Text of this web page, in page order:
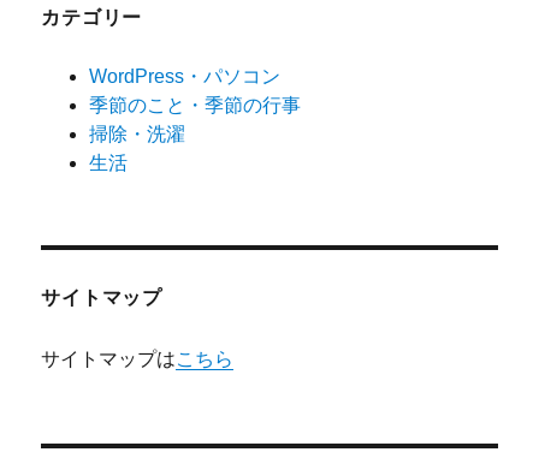
カテゴリー
WordPress・パソコン
季節のこと・季節の行事
掃除・洗濯
生活
サイトマップ
サイトマップはこちら